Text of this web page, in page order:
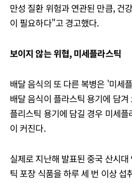
만성 질환 위험과 연관된 만큼, 건
이 필요하다"고 경고했다.
보이지 않는 위협, 미세플라스틱
배달 음식의 또 다른 복병은 '미세
배달 음식이 플라스틱 용기에 담
플리스틱 용기에 담길 경우 미세
이 커진다.
실제로 지난해 발표된 중국 산시
틱 포장 식품을 하루 세 번 이상 섭